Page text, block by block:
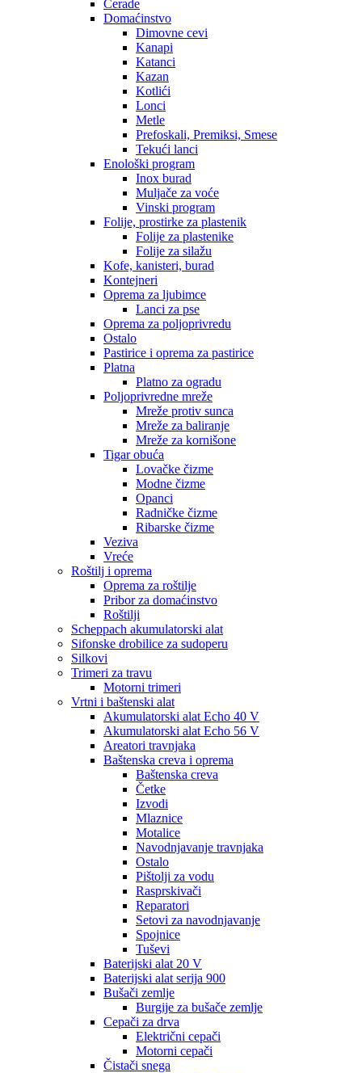
Cerade
Domaćinstvo
Dimovne cevi
Kanapi
Katanci
Kazan
Kotlići
Lonci
Metle
Prefoskali, Premiksi, Smese
Tekući lanci
Enološki program
Inox burad
Muljače za voće
Vinski program
Folije, prostirke za plastenik
Folije za plastenike
Folije za silažu
Kofe, kanisteri, burad
Kontejneri
Oprema za ljubimce
Lanci za pse
Oprema za poljoprivredu
Ostalo
Pastirice i oprema za pastirice
Platna
Platno za ogradu
Poljoprivredne mreže
Mreže protiv sunca
Mreže za baliranje
Mreže za kornišone
Tigar obuća
Lovačke čizme
Modne čizme
Opanci
Radničke čizme
Ribarske čizme
Veziva
Vreće
Roštilj i oprema
Oprema za roštilje
Pribor za domaćinstvo
Roštilji
Scheppach akumulatorski alat
Sifonske drobilice za sudoperu
Silkovi
Trimeri za travu
Motorni trimeri
Vrtni i baštenski alat
Akumulatorski alat Echo 40 V
Akumulatorski alat Echo 56 V
Areatori travnjaka
Baštenska creva i oprema
Baštenska creva
Četke
Izvodi
Mlaznice
Motalice
Navodnjavanje travnjaka
Ostalo
Pištolji za vodu
Rasprskivači
Reparatori
Setovi za navodnjavanje
Spojnice
Tuševi
Baterijski alat 20 V
Baterijski alat serija 900
Bušači zemlje
Burgije za bušače zemlje
Cepači za drva
Električni cepači
Motorni cepači
Čistači snega